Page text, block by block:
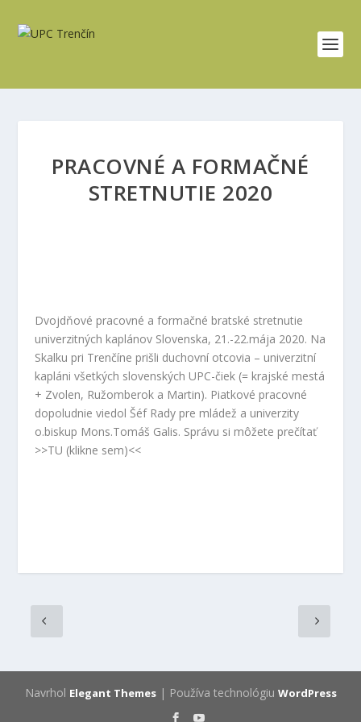
PRACOVNÉ A FORMAČNÉ
STRETNUTIE 2020
Dvojdňové pracovné a formačné bratské stretnutie
univerzitných kaplánov Slovenska, 21.-22.mája 2020. Na
Skalku pri Trenčíne prišli duchovní otcovia – univerzitní
kapláni všetkých slovenských UPC-čiek (= krajské mestá
+ Zvolen, Ružomberok a Martin). Piatkové pracovné
dopoludnie viedol Šéf Rady pre mládež a univerzity
o.biskup Mons.Tomáš Galis. Správu si môžete prečítať
>>TU (klikne sem)<<
Navrhol Elegant Themes| Používa technológiu WordPress